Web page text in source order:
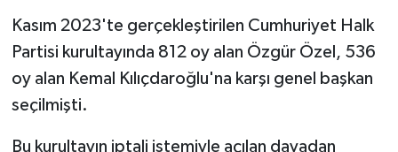
Kasım 2023'te gerçekleştirilen Cumhuriyet Halk
Partisi kurultayında 812 oy alan Özgür Özel, 536
oy alan Kemal Kılıçdaroğlu'na karşı genel başkan
seçilmişti.
Bu kurultayın iptali istemiyle açılan davadan